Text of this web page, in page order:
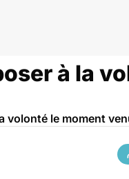
à la
volonté le moment